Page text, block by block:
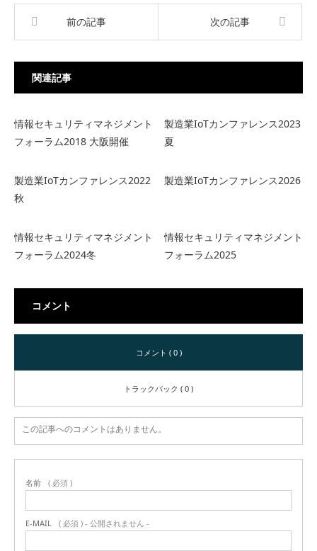
前の記事 次の記事
関連記事
情報セキュリティマネジメント
フォーラム2018 大阪開催
製造業IoTカンファレンス2023
夏
製造業IoTカンファレンス2022
秋
製造業IoTカンファレンス2026
情報セキュリティマネジメント
フォーラム2024冬
情報セキュリティマネジメント
フォーラム2025
コメント
コメント ( 0 )
トラックバック ( 0 )
この記事へのコメントはありません。
名前 ( 必須 )
E-MAIL ( 必須 ) - 公開されません -